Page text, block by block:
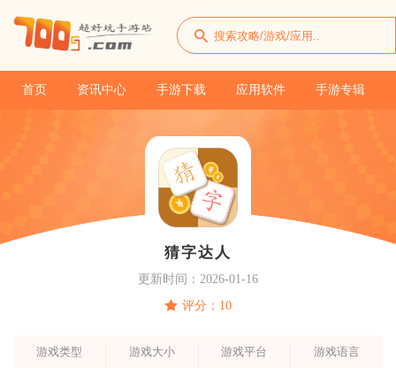
首页 资讯中心 手游下载 应用软件 手游专辑
猜字达人
更新时间：2026-01-16
评分：10
游戏类型
游戏大小
游戏平台
游戏语言